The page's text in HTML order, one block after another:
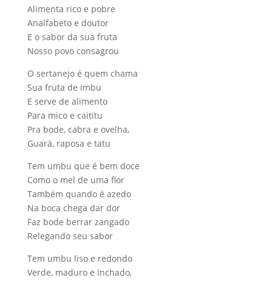
Alimenta rico e pobre
Analfabeto e doutor
E o sabor da sua fruta
Nosso povo consagrou
O sertanejo é quem chama
Sua fruta de imbu
E serve de alimento
Para mico e caititu
Pra bode, cabra e ovelha,
Guará, raposa e tatu
Tem umbu que é bem doce
Como o mel de uma flor
Também quando é azedo
Na boca chega dar dor
Faz bode berrar zangado
Relegando seu sabor
Tem umbu liso e redondo
Verde, maduro e inchado,